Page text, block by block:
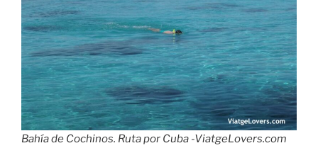
Bahía de Cochinos. Ruta por Cuba -ViatgeLovers.com